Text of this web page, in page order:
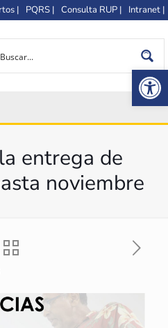
| PQRS | Consulta RUP | Intranet |
entrega de
noviembre